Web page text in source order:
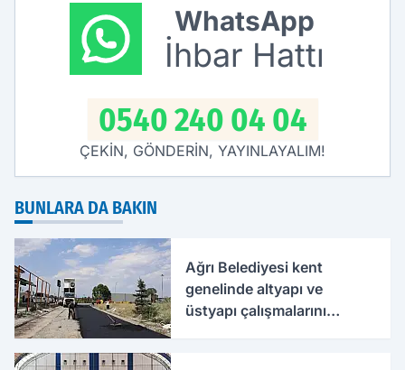
WhatsApp
İhbar Hattı
0540 240 04 04
ÇEKİN, GÖNDERİN, YAYINLAYALIM!
BUNLARA DA BAKIN
Ağrı Belediyesi kent
genelinde altyapı ve
üstyapı çalışmalarını